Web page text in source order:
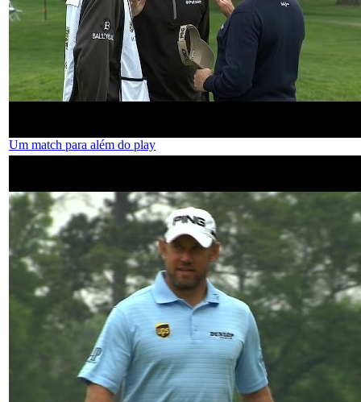
Um match para além do play